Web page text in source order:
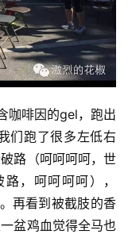
咖啡因的gel，跑出
们跑了很多左低右
路（呵呵呵呵，世
，呵呵呵呵），
再看到被截肢的香
盆鸡血觉得全马也